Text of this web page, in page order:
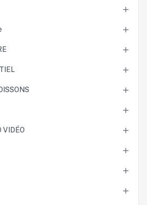






VIDÉO 


